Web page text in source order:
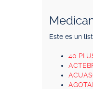
Este es un
40